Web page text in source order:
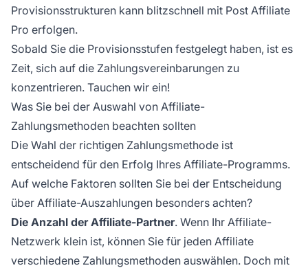
Provisionsstrukturen kann blitzschnell mit Post Affiliate
Pro erfolgen.
Sobald Sie die Provisionsstufen festgelegt haben, ist es
Zeit, sich auf die Zahlungsvereinbarungen zu
konzentrieren. Tauchen wir ein!
Was Sie bei der Auswahl von Affiliate-
Zahlungsmethoden beachten sollten
Die Wahl der richtigen Zahlungsmethode ist
entscheidend für den Erfolg Ihres Affiliate-Programms.
Auf welche Faktoren sollten Sie bei der Entscheidung
über Affiliate-Auszahlungen besonders achten?
Die Anzahl der Affiliate-Partner. Wenn Ihr Affiliate-
Netzwerk klein ist, können Sie für jeden Affiliate
verschiedene Zahlungsmethoden auswählen. Doch mit